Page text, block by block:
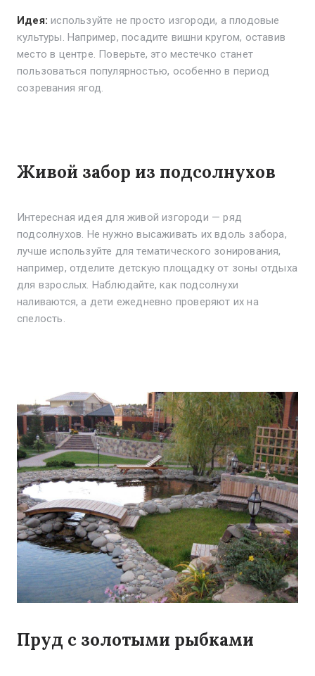
Идея: используйте не просто изгороди, а плодовые
культуры. Например, посадите вишни кругом, оставив
место в центре. Поверьте, это местечко станет
пользоваться популярностью, особенно в период
созревания ягод.
Живой забор из подсолнухов
Интересная идея для живой изгороди — ряд
подсолнухов. Не нужно высаживать их вдоль забора,
лучше используйте для тематического зонирования,
например, отделите детскую площадку от зоны отдыха
для взрослых. Наблюдайте, как подсолнухи
наливаются, а дети ежедневно проверяют их на
спелость.
Пруд с золотыми рыбками